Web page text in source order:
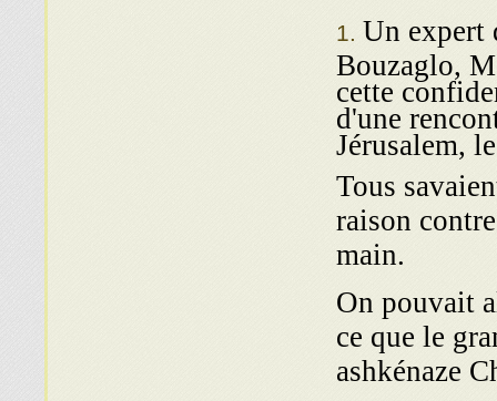
Un expert
Bouzaglo,
cette
d'une
Jérusalem,
Tous
raison
main.
On pouvait
ce que le
ashkénaze